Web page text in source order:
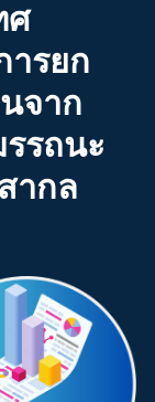
ศ
ารยก
จาก
รถนะ
ากล